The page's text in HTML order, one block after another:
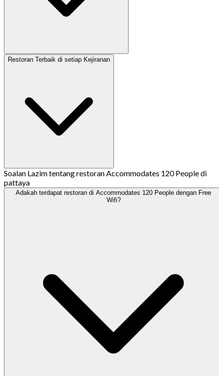
Restoran Terbaik di setiap Kejiranan
Soalan Lazim tentang restoran Accommodates 120 People di
pattaya
Adakah terdapat restoran di Accommodates 120 People dengan Free
Wifi?